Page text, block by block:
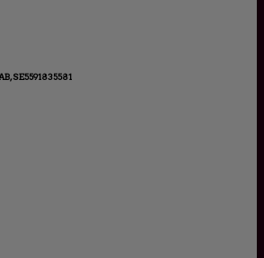
SE5591835581